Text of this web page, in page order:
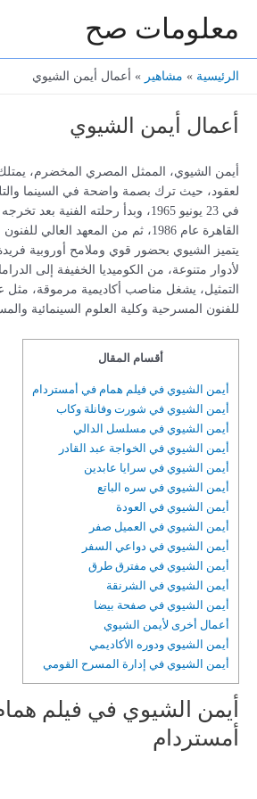
معلومات صح
الرئيسية مشاهير أعمال أيمن الشيوي
أعمال أيمن الشيوي
أيمن الشيوي، الممثل المصري المخضرم،
لعقود، حيث ترك بصمة واضحة في السينما
في 23 يونيو 1965، وبدأ رحلته الفنية
يتميز الشيوي بحضور قوي وملامح أوروبية
لأدوار متنوعة، من الكوميديا الخفيفة إلى
التمثيل، يشغل مناصب أكاديمية مرموقة، مثل
للفنون المسرحية وكلية العلوم السينمائية
أقسام المقال
أيمن الشيوي في فيلم همام في أمستردام
أيمن الشيوي في شورت وفانلة وكاب
أيمن الشيوي في مسلسل الدالي
أيمن الشيوي في الخواجة عبد القادر
أيمن الشيوي في سرايا عابدين
أيمن الشيوي في سره الباتع
أيمن الشيوي في العودة
أيمن الشيوي في العميل صفر
أيمن الشيوي في دواعي السفر
أيمن الشيوي في مفترق طرق
أيمن الشيوي في الشرنقة
أيمن الشيوي في صفحة بيضا
أعمال أخرى لأيمن الشيوي
أيمن الشيوي ودوره الأكاديمي
أيمن الشيوي في إدارة المسرح القومي
أيمن الشيوي في فيلم
أمستردام